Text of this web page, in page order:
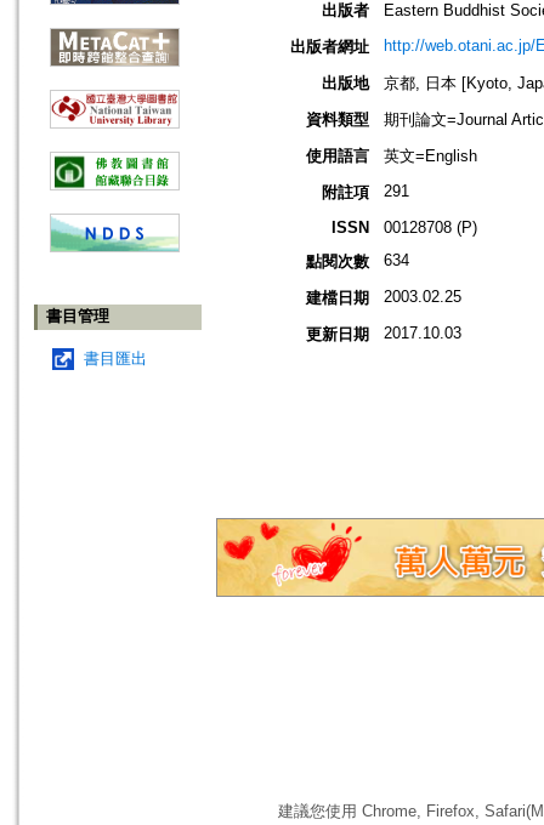
書目管理
書目匯出
出版者
Eastern Buddhist
出版者網址
http://web.otani.ac.jp/
出版地
京都, 日本 [Kyoto,
資料類型
期刊論文=Journal
使用語言
英文=English
附註項
291
ISSN
00128708 (P)
點閱次數
634
建檔日期 2003.02.25
更新日期 2017.10.03
建議您使用 Chrome, Firefox,